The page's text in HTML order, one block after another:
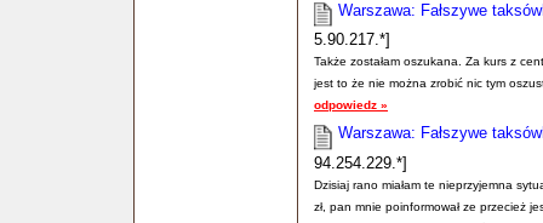
Warszawa: Fałszywe
5.90.217.*]
Także zostałam oszukana. Za kurs z
jest to że nie można zrobić nic tym
odpowiedz »
Warszawa: Fałszywe
94.254.229.*]
Dzisiaj rano miałam te nieprzyjemna
zł, pan mnie poinformował ze przecież